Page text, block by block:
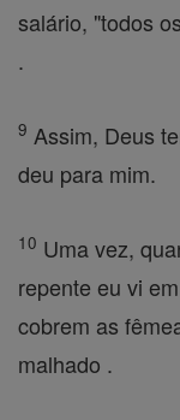
salário, "todos
.
9 Assim, Deus
deu para mim.
10 Uma vez,
repente eu vi
cobrem as
malhado .